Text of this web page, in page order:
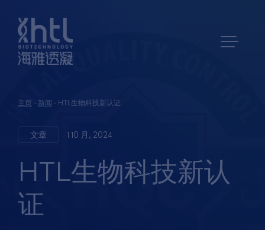
主页 - 新闻 - HTL生物科技新认证
文章 1 10 月, 2024
HTL生物科技新认
证